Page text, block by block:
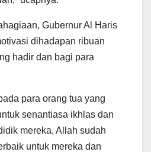
Gubernur Al Haris
dihadapan ribuan
hadir dan bagi para
para orang tua yang
senantiasa ikhlas dan
mereka, Allah sudah
untuk mereka dan